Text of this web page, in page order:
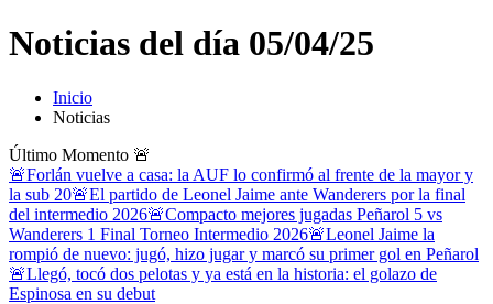
Noticias del día 05/04/25
Inicio
Noticias
Último Momento 🚨
🚨Forlán vuelve a casa: la AUF lo confirmó al frente de la mayor y
la sub 20🚨El partido de Leonel Jaime ante Wanderers por la final
del intermedio 2026🚨Compacto mejores jugadas Peñarol 5 vs
Wanderers 1 Final Torneo Intermedio 2026🚨Leonel Jaime la
rompió de nuevo: jugó, hizo jugar y marcó su primer gol en Peñarol
🚨Llegó, tocó dos pelotas y ya está en la historia: el golazo de
Espinosa en su debut